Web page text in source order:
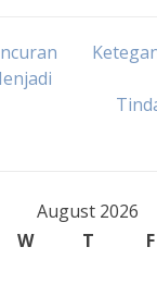
August 2026
W T F